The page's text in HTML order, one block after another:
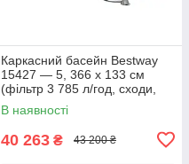
Каркасний басейн Bestway
15427 — 5, 366 х 133 см
(фільтр 3 785 л/год, сходи,
тент, підстилка)
В наявності
40 263 ₴ 43 200 ₴